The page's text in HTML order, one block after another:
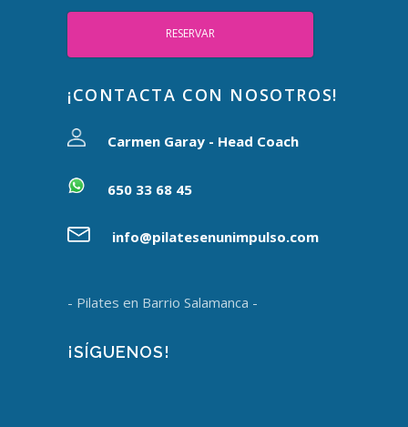
RESERVAR
¡CONTACTA CON NOSOTROS!
Carmen Garay - Head Coach
650 33 68 45
info@pilatesenunimpulso.com
- Pilates en Barrio Salamanca -
¡SÍGUENOS!